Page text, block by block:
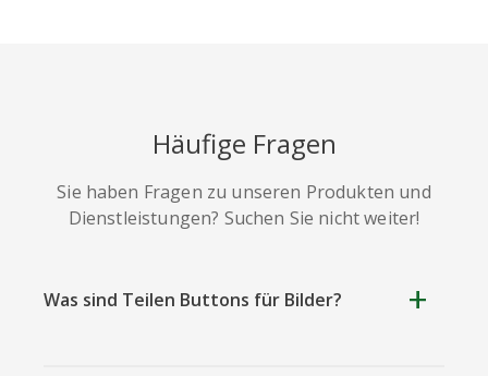
Häufige Fragen
Sie haben Fragen zu unseren Produkten und
Dienstleistungen? Suchen Sie nicht weiter!
Was sind Teilen Buttons für Bilder?